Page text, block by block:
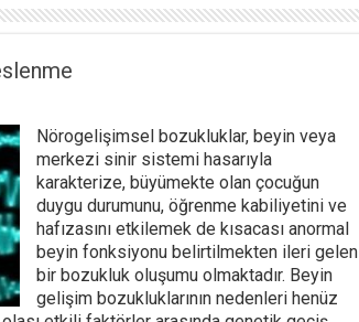
Nörogelişimsel bozukluklar, beyin veya
merkezi sinir sistemi hasarıyla
karakterize, büyümekte olan çocuğun
duygu durumunu, öğrenme kabiliyetini ve
hafızasını etkilemek de kısacası anormal
beyin fonksiyonu belirtilmekten ileri gelen
bir bozukluk oluşumu olmaktadır. Beyin
gelişim bozukluklarının nedenleri henüz